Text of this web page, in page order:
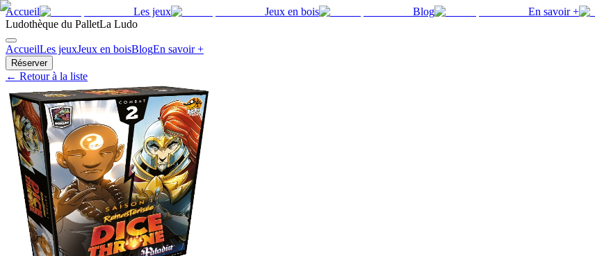
Accueil Les jeux Jeux en bois Blog
En savoir +
Ludothèque du PalletLa Ludo
AccueilLes jeuxJeux en boisBlogEn savoir +
Réserver
← Retour à la liste